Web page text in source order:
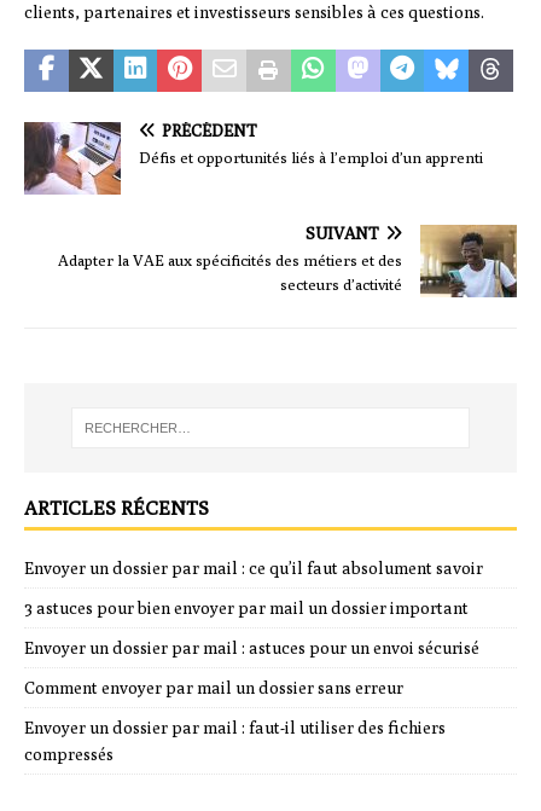
clients, partenaires et investisseurs sensibles à ces questions.
PRÉCÉDENT
Défis et opportunités liés à l’emploi d’un apprenti
SUIVANT
Adapter la VAE aux spécificités des métiers et des
secteurs d’activité
ARTICLES RÉCENTS
Envoyer un dossier par mail : ce qu’il faut absolument savoir
3 astuces pour bien envoyer par mail un dossier important
Envoyer un dossier par mail : astuces pour un envoi sécurisé
Comment envoyer par mail un dossier sans erreur
Envoyer un dossier par mail : faut-il utiliser des fichiers
compressés